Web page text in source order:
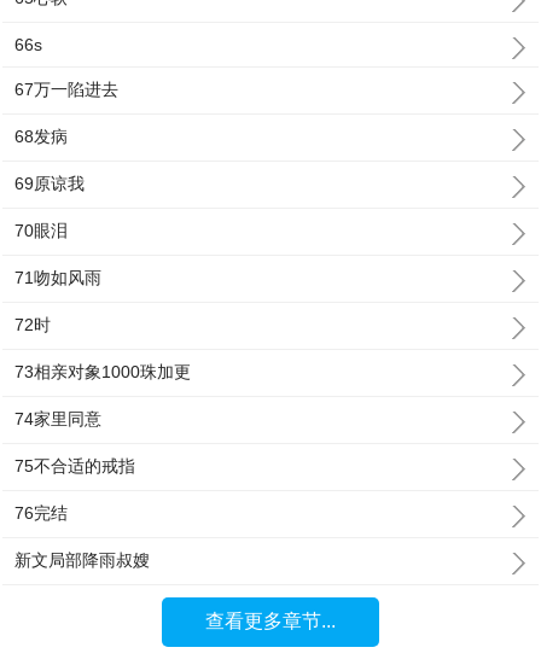
66s
67万一陷进去
68发病
69原谅我
70眼泪
71吻如风雨
72时
73相亲对象1000珠加更
74家里同意
75不合适的戒指
76完结
新文局部降雨叔嫂
查看更多章节...